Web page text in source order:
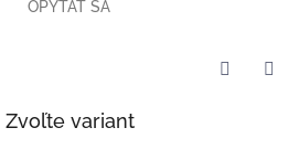
OPÝTAŤ SA
Zvoľte variant